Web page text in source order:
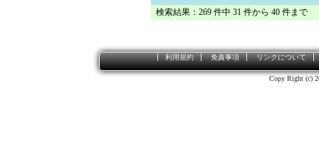
検索結果：269 件中 31 件から 40 件まで
利用規約 免責事項 リンクについて
Copy Right (c)